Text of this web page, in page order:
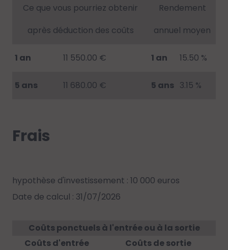
Ce que vous pourriez obtenir
après déduction des coûts
Rendement
annuel moyen
1 an 11 550.00 € 1 an 15.50 %
5 ans 11 680.00 € 5 ans 3.15 %
Frais
hypothèse d'investissement : 10 000 euros
Date de calcul : 31/07/2026
Coûts ponctuels à l'entrée ou à la sortie
Coûts d'entrée
Coûts de sortie